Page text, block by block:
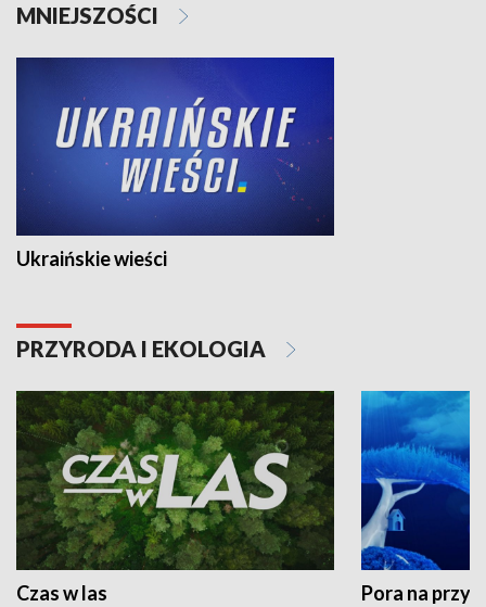
MNIEJSZOŚCI
Ukraińskie wieści
PRZYRODA I EKOLOGIA
Czas w las Pora na